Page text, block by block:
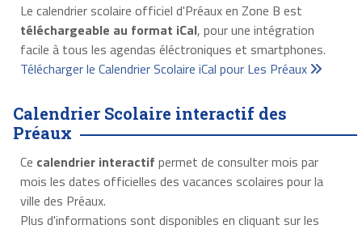
Le calendrier scolaire officiel d'Préaux en Zone B est
téléchargeable au format iCal, pour une intégration
facile à tous les agendas éléctroniques et smartphones.
Télécharger le Calendrier Scolaire iCal pour Les Préaux
Calendrier Scolaire interactif des
Préaux
Ce calendrier interactif permet de consulter mois par
mois les dates officielles des vacances scolaires pour la
ville des Préaux.
Plus d'informations sont disponibles en cliquant sur les